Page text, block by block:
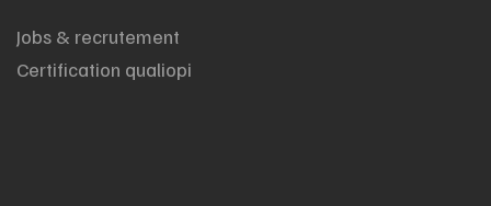
Jobs & recrutement
Certification qualiopi